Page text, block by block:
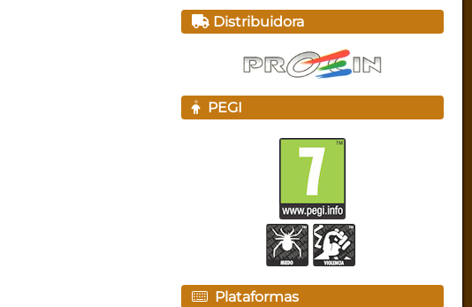
Distribuidora
PEGI
Plataformas